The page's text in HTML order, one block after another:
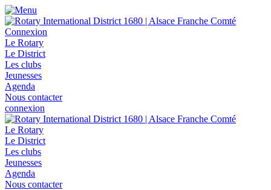
Connexion
Le Rotary
Le District
Les clubs
Jeunesses
Agenda
Nous contacter
connexion
Le Rotary
Le District
Les clubs
Jeunesses
Agenda
Nous contacter